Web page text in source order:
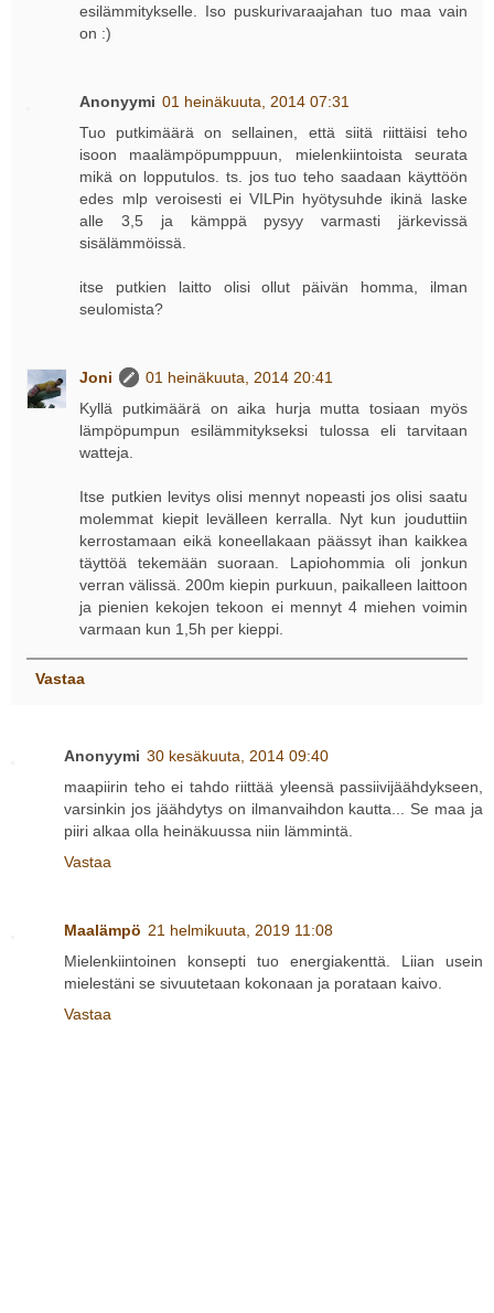
esilämmitykselle. Iso puskurivaraajahan tuo maa vain
on :)
Anonyymi 01 heinäkuuta, 2014 07:31
Tuo putkimäärä on sellainen, että siitä riittäisi teho
isoon maalämpöpumppuun, mielenkiintoista seurata
mikä on lopputulos. ts. jos tuo teho saadaan käyttöön
edes mlp veroisesti ei VILPin hyötysuhde ikinä laske
alle 3,5 ja kämppä pysyy varmasti järkevissä
sisälämmöissä.
itse putkien laitto olisi ollut päivän homma, ilman
seulomista?
Joni
01 heinäkuuta, 2014 20:41
Kyllä putkimäärä on aika hurja mutta tosiaan myös
lämpöpumpun esilämmitykseksi tulossa eli tarvitaan
watteja.
Itse putkien levitys olisi mennyt nopeasti jos olisi saatu
molemmat kiepit levälleen kerralla. Nyt kun jouduttiin
kerrostamaan eikä koneellakaan päässyt ihan kaikkea
täyttöä tekemään suoraan. Lapiohommia oli jonkun
verran välissä. 200m kiepin purkuun, paikalleen laittoon
ja pienien kekojen tekoon ei mennyt 4 miehen voimin
varmaan kun 1,5h per kieppi.
Vastaa
Anonyymi 30 kesäkuuta, 2014 09:40
maapiirin teho ei tahdo riittää yleensä passiivijäähdykseen,
varsinkin jos jäähdytys on ilmanvaihdon kautta... Se maa ja
piiri alkaa olla heinäkuussa niin lämmintä.
Vastaa
Maalämpö 21 helmikuuta, 2019 11:08
Mielenkiintoinen konsepti tuo energiakenttä. Liian usein
mielestäni se sivuutetaan kokonaan ja porataan kaivo.
Vastaa